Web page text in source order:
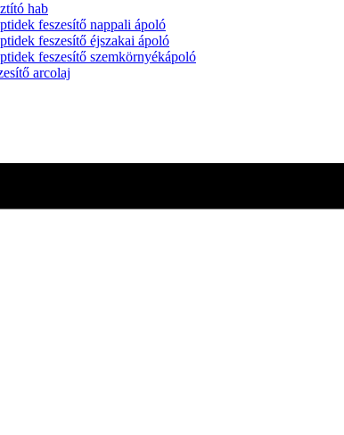
hab
feszesítő nappali ápoló
feszesítő éjszakai ápoló
feszesítő szemkörnyékápoló
arcolaj